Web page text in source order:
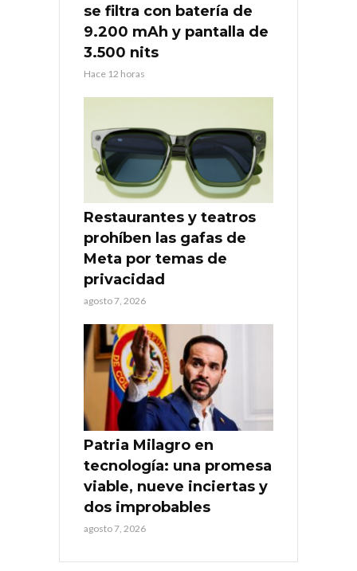
se filtra con batería de
9.200 mAh y pantalla de
3.500 nits
Hace 12 horas
Restaurantes y teatros
prohíben las gafas de
Meta por temas de
privacidad
agosto 7, 2026
Patria Milagro en
tecnología: una promesa
viable, nueve inciertas y
dos improbables
agosto 7, 2026